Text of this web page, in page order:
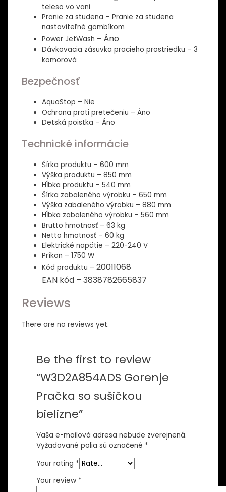
teleso vo vani
Pranie za studena – Pranie za studena
nastaviteľné gombíkom
Power JetWash – Áno
Dávkovacia zásuvka pracieho prostriedku – 3
komorová
Bezpečnosť
AquaStop – Nie
Ochrana proti pretečeniu – Áno
Detská poistka – Áno
Technické informácie
Šírka produktu – 600 mm
Výška produktu – 850 mm
Hĺbka produktu – 540 mm
Šírka zabaleného výrobku – 650 mm
Výška zabaleného výrobku – 880 mm
Hĺbka zabaleného výrobku – 560 mm
Brutto hmotnosť – 63 kg
Netto hmotnosť – 60 kg
Elektrické napätie – 220-240 V
Príkon – 1750 W
Kód produktu – 20011068
EAN kód – 3838782665837
Reviews
There are no reviews yet.
Be the first to review
“W3D2A854ADS Gorenje
Pračka so sušičkou
bielizne”
Vaša e-mailová adresa nebude zverejnená.
Vyžadované polia sú označené *
Your rating *
Your review *